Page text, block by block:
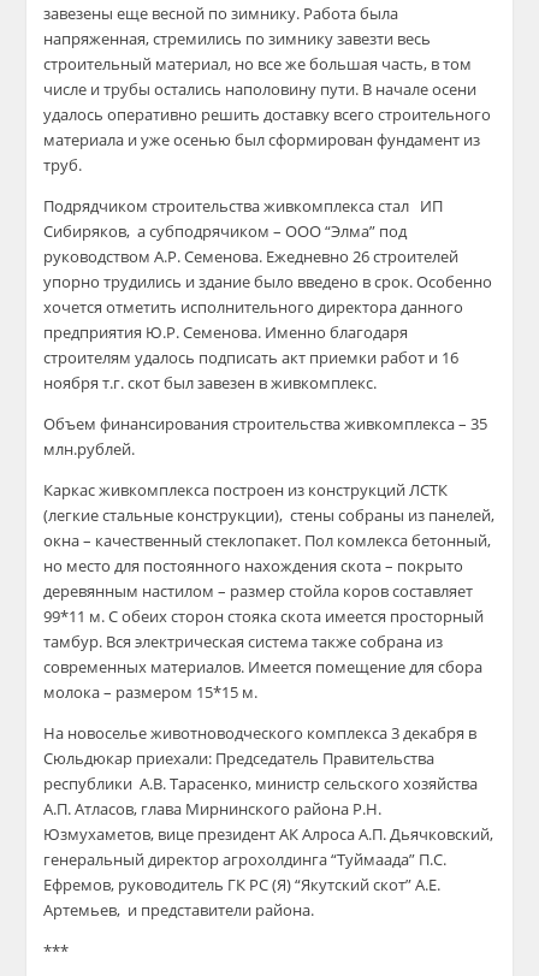
завезены еще весной по зимнику. Работа была
напряженная, стремились по зимнику завезти весь
строительный материал, но все же большая часть, в том
числе и трубы остались наполовину пути. В начале осени
удалось оперативно решить доставку всего строительного
материала и уже осенью был сформирован фундамент из
труб.
Подрядчиком строительства живкомплекса стал ИП
Сибиряков, а субподрячиком – ООО “Элма” под
руководством А.Р. Семенова. Ежедневно 26 строителей
упорно трудились и здание было введено в срок. Особенно
хочется отметить исполнительного директора данного
предприятия Ю.Р. Семенова. Именно благодаря
строителям удалось подписать акт приемки работ и 16
ноября т.г. скот был завезен в живкомплекс.
Объем финансирования строительства живкомплекса – 35
млн.рублей.
Каркас живкомплекса построен из конструкций ЛСТК
(легкие стальные конструкции), стены собраны из панелей,
окна – качественный стеклопакет. Пол комлекса бетонный,
но место для постоянного нахождения скота – покрыто
деревянным настилом – размер стойла коров составляет
99*11 м. С обеих сторон стояка скота имеется просторный
тамбур. Вся электрическая система также собрана из
современных материалов. Имеется помещение для сбора
молока – размером 15*15 м.
На новоселье животноводческого комплекса 3 декабря в
Сюльдюкар приехали: Председатель Правительства
республики А.В. Тарасенко, министр сельского хозяйства
А.П. Атласов, глава Мирнинского района Р.Н.
Юзмухаметов, вице президент АК Алроса А.П. Дьячковский,
генеральный директор агрохолдинга “Туймаада” П.С.
Ефремов, руководитель ГК РС (Я) “Якутский скот” А.Е.
Артемьев, и представители района.
***